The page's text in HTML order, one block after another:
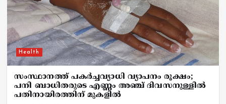
Health
സംസ്ഥാനത്ത് പകര്‍ച്ചവ്യാധി വ്യാപനം രൂക്ഷം;
പനി ബാധിതരുടെ എണ്ണം അഞ്ച് ദിവസനുള്ളില്‍
പതിനായിരത്തിന് മുകളില്‍